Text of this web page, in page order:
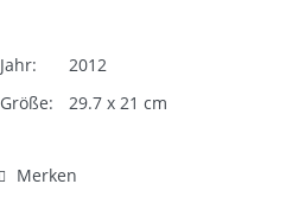
Jahr:
2012
Größe:
29.7 x 21 cm
Merken